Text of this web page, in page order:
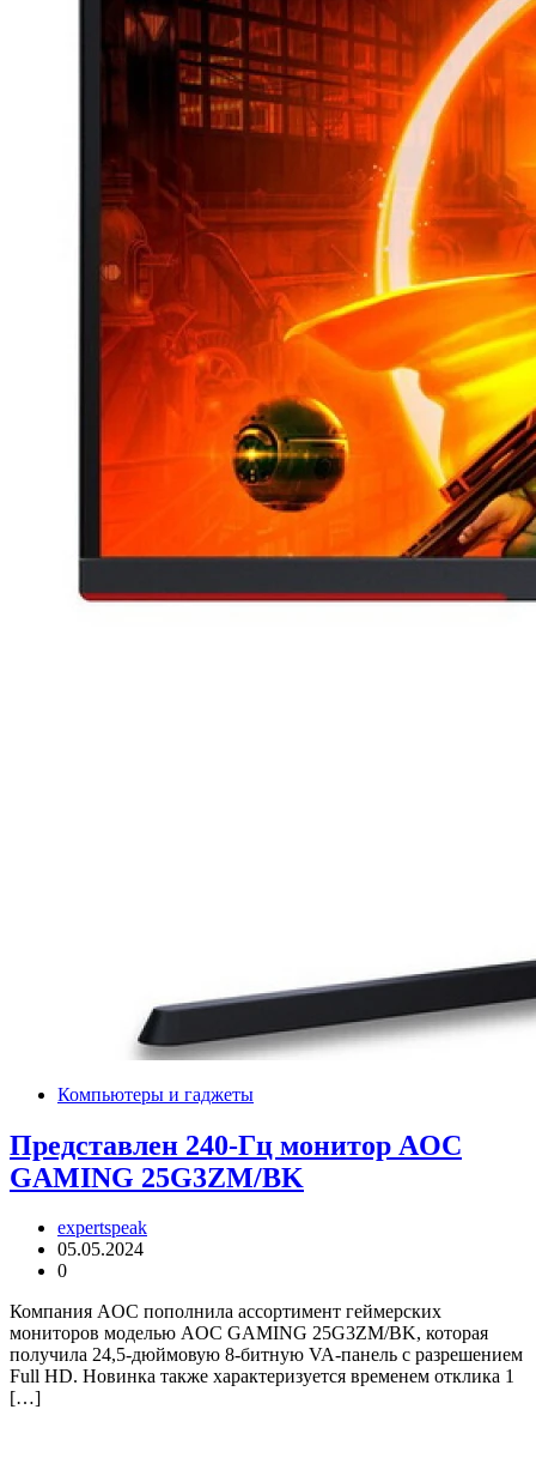
Компьютеры и гаджеты
Представлен 240-Гц монитор AOC
GAMING 25G3ZM/BK
expertspeak
05.05.2024
0
Компания AOC пополнила ассортимент геймерских
мониторов моделью AOC GAMING 25G3ZM/BK, которая
получила 24,5-дюймовую 8-битную VA-панель с разрешением
Full HD. Новинка также характеризуется временем отклика 1
[…]